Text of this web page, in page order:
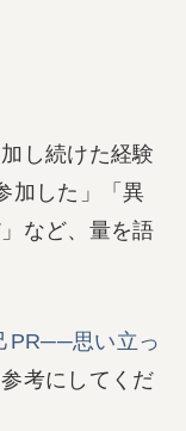
し続けた経験
加した」「異
など、量を語
PR──思い立っ
参考にしてくだ